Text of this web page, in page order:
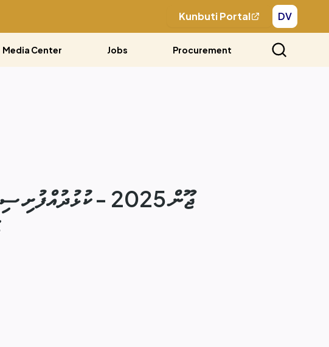
KunbutiPortal DV
Media Center Jobs Procurement